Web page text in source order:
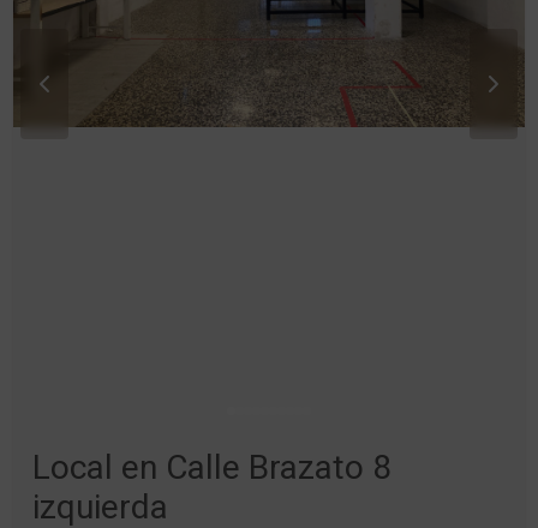
Local en Calle Brazato 8
izquierda